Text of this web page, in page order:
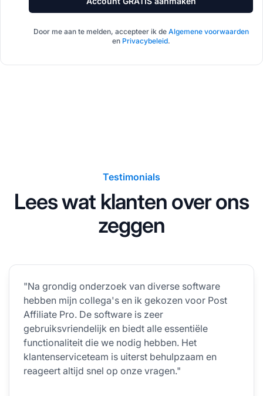
Door me aan te melden, accepteer ik de Algemene voorwaarden
en Privacybeleid.
Testimonials
Lees wat klanten over ons
zeggen
"Na grondig onderzoek van diverse software
hebben mijn collega's en ik gekozen voor Post
Affiliate Pro. De software is zeer
gebruiksvriendelijk en biedt alle essentiële
functionaliteit die we nodig hebben. Het
klantenserviceteam is uiterst behulpzaam en
reageert altijd snel op onze vragen."